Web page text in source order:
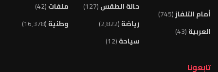
أمام التلفاز(745)
العربية(43)
حالة الطقس(127)
رياضة(2٬822)
سياحة(12)
ملفات(42)
وطنية(16٬378)
تابعونا